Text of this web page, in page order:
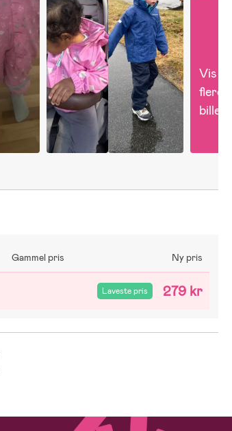
Vis
flere
Gammel pris Ny pris
Laveste pris 279 kr